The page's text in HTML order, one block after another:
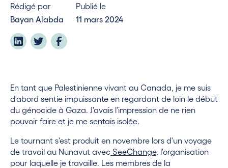
Rédigé par
Bayan Alabda
Publié le
11 mars 2024
En tant que Palestinienne vivant au Canada, je me suis
d'abord sentie impuissante en regardant de loin le début
du génocide à Gaza. J'avais l'impression de ne rien
pouvoir faire et je me sentais isolée.
Le tournant s'est produit en novembre lors d'un voyage
de travail au Nunavut avec SeeChange, l'organisation
pour laquelle je travaille. Les membres de la